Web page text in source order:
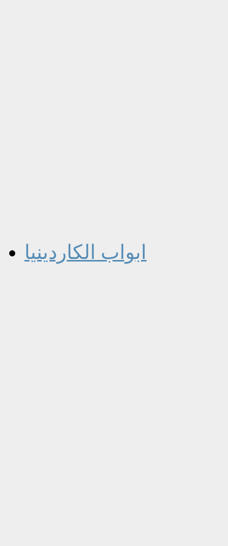
ابواب الكاردينيا